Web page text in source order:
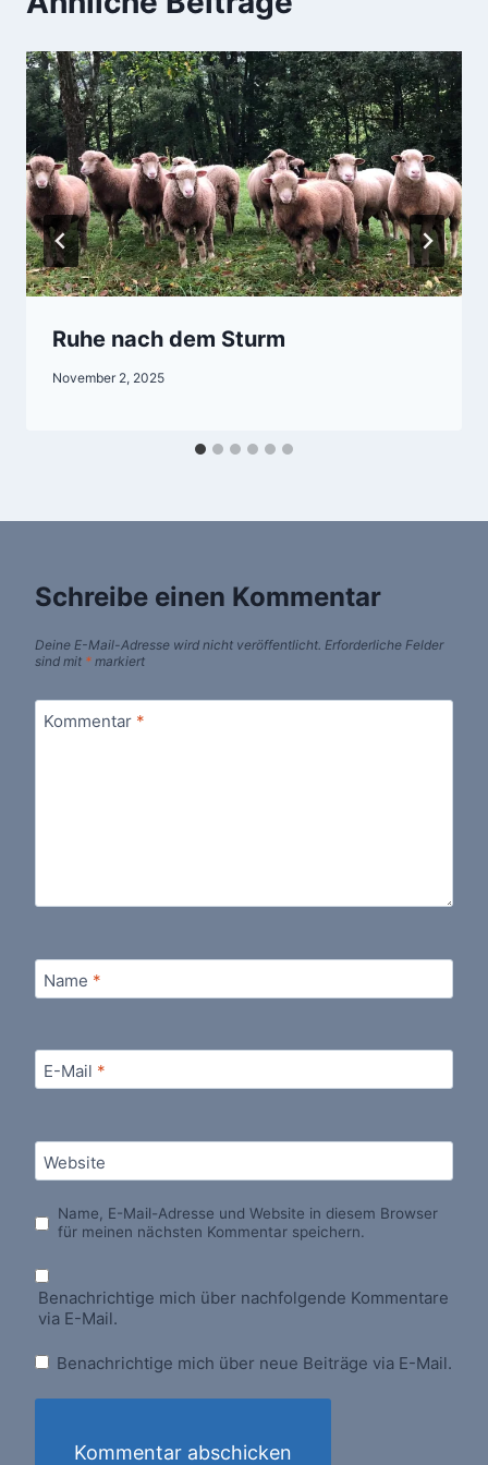
Ruhe nach dem Sturm
November 2, 2025
Schreibe einen Kommentar
Deine E-Mail-Adresse wird nicht veröffentlicht. Erforderliche Felder
sind mit * markiert
Kommentar *
Name *
E-Mail *
Website
Name, E-Mail-Adresse und Website in diesem Browser
für meinen nächsten Kommentar speichern.
Benachrichtige mich über nachfolgende Kommentare
via E-Mail.
Benachrichtige mich über neue Beiträge via E-Mail.